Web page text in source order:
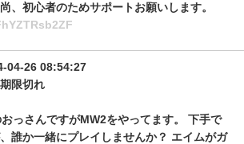
、初心者のためサポートお願いします。
04-26 08:54:27
限切れ
っさんですがMW2をやってます。 下手で
誰か一緒にプレイしませんか？ エイムがガ